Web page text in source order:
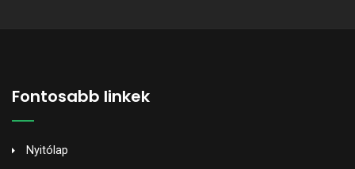
Fontosabb linkek
Nyitólap